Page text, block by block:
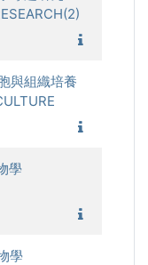
與組織培養
學
學